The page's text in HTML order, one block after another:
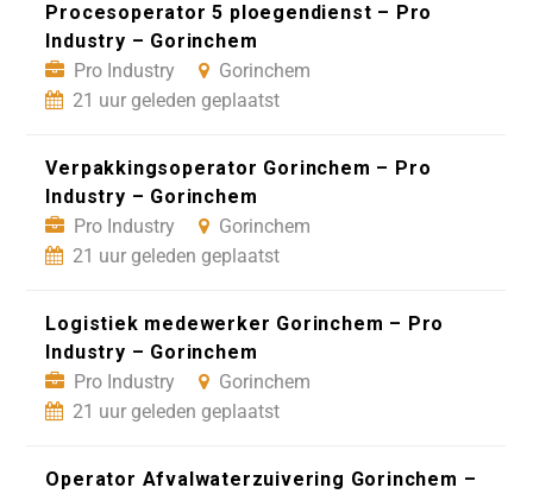
Procesoperator 5 ploegendienst – Pro
Industry – Gorinchem
Pro Industry
Gorinchem
21 uur geleden geplaatst
Verpakkingsoperator Gorinchem – Pro
Industry – Gorinchem
Pro Industry
Gorinchem
21 uur geleden geplaatst
Logistiek medewerker Gorinchem – Pro
Industry – Gorinchem
Pro Industry
Gorinchem
21 uur geleden geplaatst
Operator Afvalwaterzuivering Gorinchem –